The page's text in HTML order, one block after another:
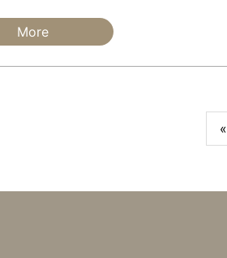
生活，於是作罷．．．
More
«